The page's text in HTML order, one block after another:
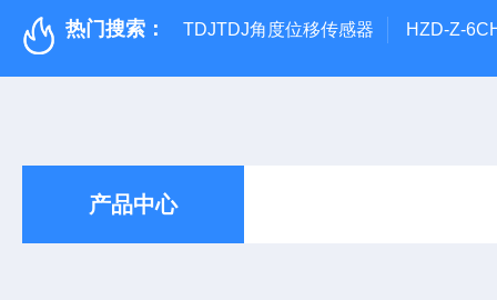
热门搜索： TDJTDJ角度位移传感器 HZD-Z-
产品中心